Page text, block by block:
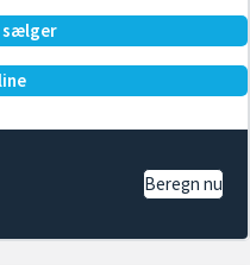
sælger
Beregn nu